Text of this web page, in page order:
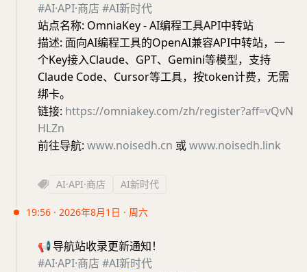
#AI·API·商店 #AI新时代
站点名称: OmniaKey - AI编程工具API中转站
描述: 面向AI编程工具的OpenAI兼容API中转站，一
个Key接入Claude、GPT、Gemini等模型，支持
Claude Code、Cursor等工具，按token计费，无需
绑卡。
链接: https://omniakey.com/zh/register?aff=vQvN
HLZn
前往导航: www.noisedh.cn 或www.noisedh.link
AI·API·商店 AI新时代
19:56 · 2026年8月1日 · 周六
📢导航站收录更新通知！
#AI·API·商店 #AI新时代